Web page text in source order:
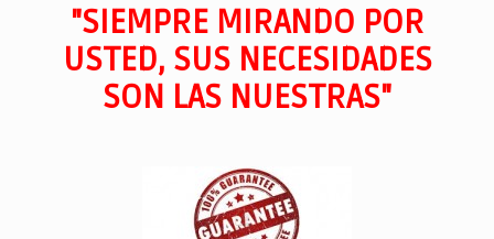
"SIEMPRE MIRANDO POR
USTED, SUS NECESIDADES
SON LAS NUESTRAS"